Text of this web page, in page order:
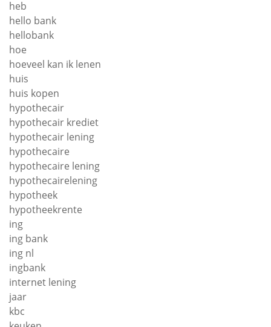
heb
hello bank
hellobank
hoe
hoeveel kan ik lenen
huis
huis kopen
hypothecair
hypothecair krediet
hypothecair lening
hypothecaire
hypothecaire lening
hypothecairelening
hypotheek
hypotheekrente
ing
ing bank
ing nl
ingbank
internet lening
jaar
kbc